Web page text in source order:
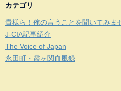
カテゴリ
貴様ら！俺の言うことを聞いてみま
J-CIA記事紹介
The Voice of Japan
永田町・霞ヶ関血風録